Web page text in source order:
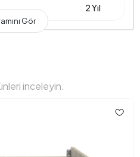
2 Yıl
Gör
inceleyin.